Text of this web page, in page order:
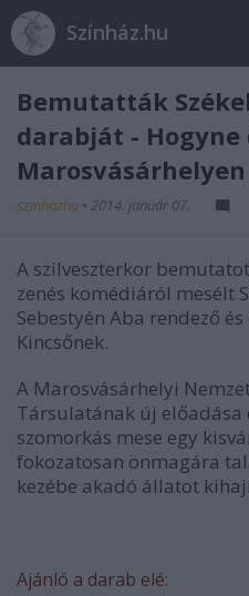
Színház.hu
Bemutatták
darabját - Hogyne
Marosvásárhelyen
szinhazhu • 2014. január 07.
A szilveszterkor
zenés komédiáról mesélt
Sebestyén Aba rendező
Kincsőnek.
A Marosvásárhelyi
Társulatának új előadása
szomorkás mese egy
fokozatosan önmagára
kezébe akadó állatot
Ajánló a darab elé: